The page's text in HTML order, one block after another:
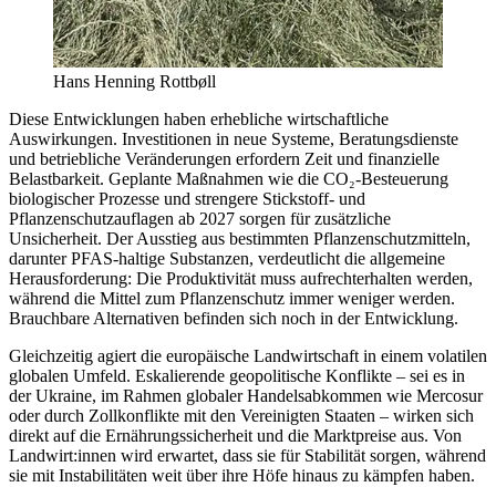
Hans Henning Rottbøll
Diese Entwicklungen haben erhebliche wirtschaftliche
Auswirkungen. Investitionen in neue Systeme, Beratungsdienste
und betriebliche Veränderungen erfordern Zeit und finanzielle
Belastbarkeit. Geplante Maßnahmen wie die CO₂-Besteuerung
biologischer Prozesse und strengere Stickstoff- und
Pflanzenschutzauflagen ab 2027 sorgen für zusätzliche
Unsicherheit. Der Ausstieg aus bestimmten Pflanzenschutzmitteln,
darunter PFAS-haltige Substanzen, verdeutlicht die allgemeine
Herausforderung: Die Produktivität muss aufrechterhalten werden,
während die Mittel zum Pflanzenschutz immer weniger werden.
Brauchbare Alternativen befinden sich noch in der Entwicklung.
Gleichzeitig agiert die europäische Landwirtschaft in einem volatilen
globalen Umfeld. Eskalierende geopolitische Konflikte – sei es in
der Ukraine, im Rahmen globaler Handelsabkommen wie Mercosur
oder durch Zollkonflikte mit den Vereinigten Staaten – wirken sich
direkt auf die Ernährungssicherheit und die Marktpreise aus. Von
Landwirt:innen wird erwartet, dass sie für Stabilität sorgen, während
sie mit Instabilitäten weit über ihre Höfe hinaus zu kämpfen haben.